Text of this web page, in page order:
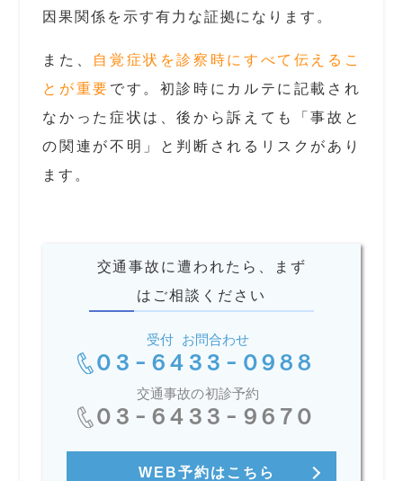
因果関係を示す有力な証拠になります。
また、
自覚症状を診察時にすべて伝えるこ
とが重要 です。初診時にカルテに記載され
なかった症状は、後から訴えても「事故と
の関連が不明」と判断されるリスクがあり
ます。
交通事故に遭われたら、まず
はご相談ください
受付 お問合わせ
03-6433-0988
交通事故の初診予約
03-6433-9670
WEB予約はこちら